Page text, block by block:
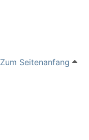
Zum Seitenanfang